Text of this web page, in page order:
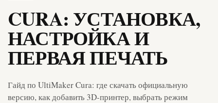
CURA: УСТАНОВКА,
НАСТРОЙКА И
ПЕРВАЯ ПЕЧАТЬ
Гайд по UltiMaker Cura: где скачать официальную
версию, как добавить 3D-принтер, выбрать режим